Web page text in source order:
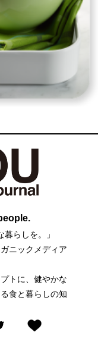
らしを。」
ニックメディア
トに、健やかな
食と暮らしの知